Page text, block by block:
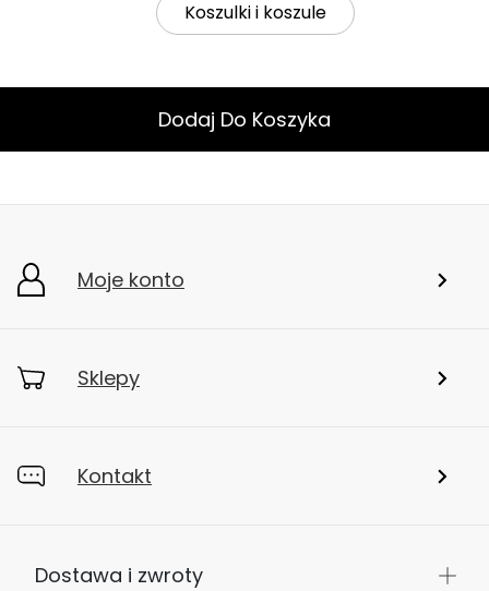
Koszulki i koszule
Dodaj Do Koszyka
Moje konto
Sklepy
Kontakt
Dostawa i zwroty